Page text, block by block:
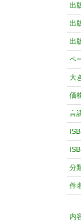
出
出
出
ペ
大
価
言
分
件
内